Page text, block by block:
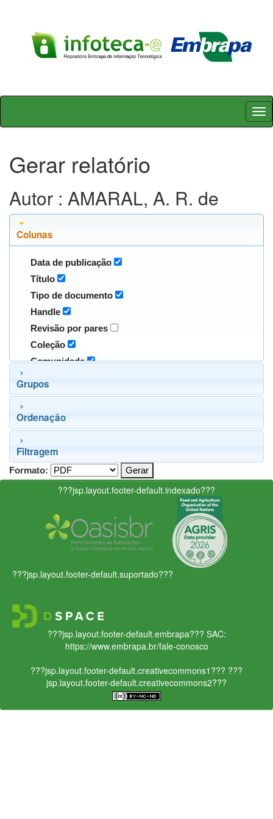
Skip
Gerar relatório
Autor : AMARAL, A. R. de
Colunas
Data de publicação
Título
Tipo de documento
Handle
Revisão por pares
Coleção
Comunidade
Grupos
Ordenação
Filtragem
Formato:
???jsp.layout.footer-default.indexado???
???jsp.layout.footer-default.suportado???
???jsp.layout.footer-default.embrapa??? SAC:
https://www.embrapa.br/fale-conosco
???jsp.layout.footer-default.creativecommons1??? ???
jsp.layout.footer-default.creativecommons2???